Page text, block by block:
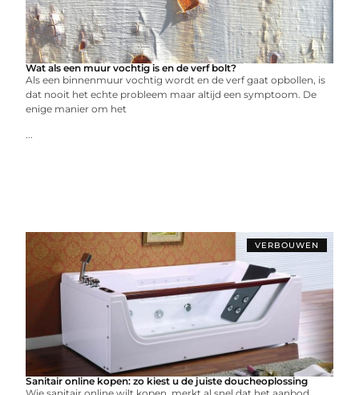
Wat als een muur vochtig is en de verf bolt?
Als een binnenmuur vochtig wordt en de verf gaat opbollen, is
dat nooit het echte probleem maar altijd een symptoom. De
enige manier om het
...
VERBOUWEN
Sanitair online kopen: zo kiest u de juiste doucheoplossing